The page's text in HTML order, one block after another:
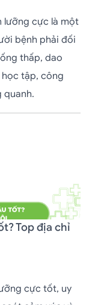
lưỡng cực là một
bệnh phải đối
thấp, dao
tập, công
quanh.
Top địa chỉ
cực tốt, uy